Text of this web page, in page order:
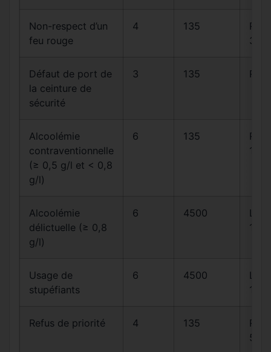
Non-respect d’un
feu rouge
4 135
30
Défaut de port de
la ceinture de
sécurité
3 135
Alcoolémie
contraventionnelle
(≥ 0,5 g/l et < 0,8
g/l)
6 135
1
Alcoolémie
délictuelle (≥ 0,8
g/l)
6 4500
1
Usage de
stupéfiants
6 4500
1
Refus de priorité 4 135
5